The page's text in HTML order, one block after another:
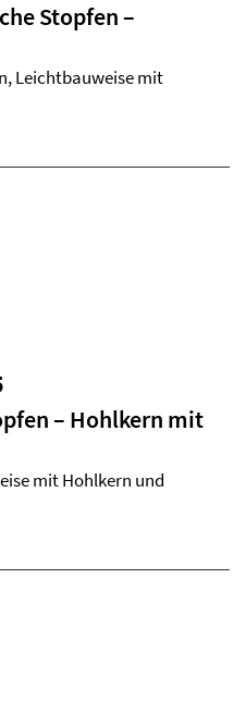
Stopfen –
Leichtbauweise mit
– Hohlkern mit
mit Hohlkern und